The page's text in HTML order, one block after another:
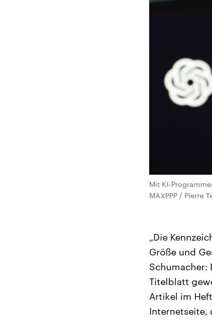
Mit KI-
MAXPPP / Pierre
„Die
Größe und
Schumacher:
Titelblatt
Artikel im
Internetseite,